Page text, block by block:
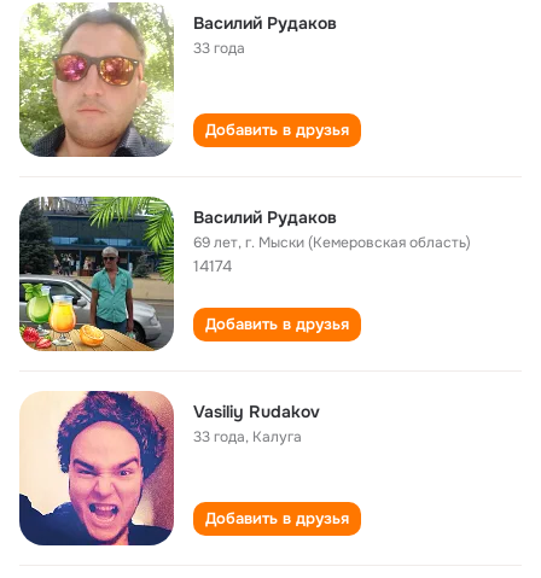
Василий Рудаков
33 года
Добавить в друзья
Василий Рудаков
69 лет,г. Мыски (Кемеровская область)
14174
Добавить в друзья
Vasiliy Rudakov
33 года, Калуга
Добавить в друзья